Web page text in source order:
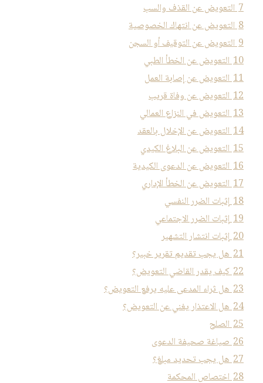
7 التعويض عن القذف والسب
8 التعويض عن انتهاك الخصوصية
9 التعويض عن التوقيف أو السجن
10 التعويض عن الخطأ الطبي
11 التعويض عن إصابة العمل
12 التعويض عن وفاة قريب
13 التعويض في النزاع العمالي
14 التعويض عن الإخلال بالعقد
15 التعويض عن البلاغ الكيدي
16 التعويض عن الدعوى الكيدية
17 التعويض عن الخطأ الإداري
18 إثبات الضرر النفسي
19 إثبات الضرر الاجتماعي
20 إثبات انتشار التشهير
21 هل يجب تقديم تقرير خبير؟
22 كيف يقدر القاضي التعويض؟
23 هل ثراء المدعى عليه يرفع التعويض؟
24 هل الاعتذار يغني عن التعويض؟
25 الصلح
26 صياغة صحيفة الدعوى
27 هل يجب تحديد مبلغ؟
28 اختصاص المحكمة